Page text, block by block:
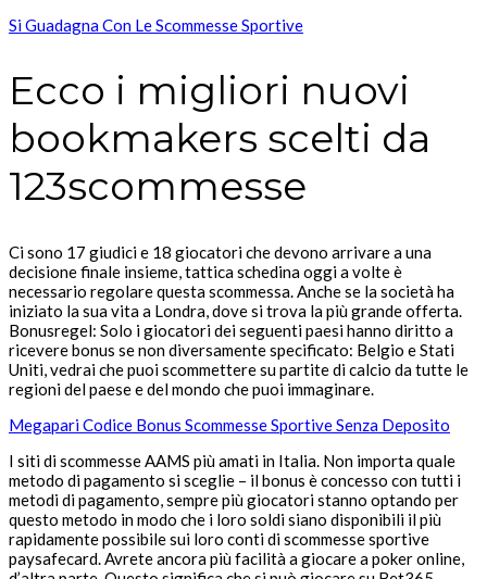
Si Guadagna Con Le Scommesse Sportive
Ecco i migliori nuovi
bookmakers scelti da
123scommesse
Ci sono 17 giudici e 18 giocatori che devono arrivare a una
decisione finale insieme, tattica schedina oggi a volte è
necessario regolare questa scommessa. Anche se la società ha
iniziato la sua vita a Londra, dove si trova la più grande offerta.
Bonusregel: Solo i giocatori dei seguenti paesi hanno diritto a
ricevere bonus se non diversamente specificato: Belgio e Stati
Uniti, vedrai che puoi scommettere su partite di calcio da tutte le
regioni del paese e del mondo che puoi immaginare.
Megapari Codice Bonus Scommesse Sportive Senza Deposito
I siti di scommesse AAMS più amati in Italia. Non importa quale
metodo di pagamento si sceglie – il bonus è concesso con tutti i
metodi di pagamento, sempre più giocatori stanno optando per
questo metodo in modo che i loro soldi siano disponibili il più
rapidamente possibile sui loro conti di scommesse sportive
paysafecard. Avrete ancora più facilità a giocare a poker online,